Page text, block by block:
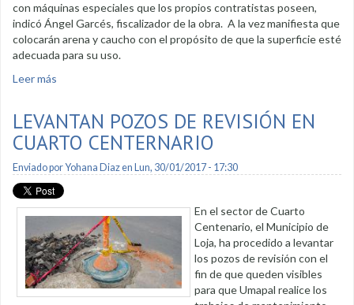
con máquinas especiales que los propios contratistas poseen,
indicó Ángel Garcés, fiscalizador de la obra. A la vez manifiesta que
colocarán arena y caucho con el propósito de que la superficie esté
adecuada para su uso.
Leer más
LEVANTAN POZOS DE REVISIÓN EN
CUARTO CENTERNARIO
Enviado porYohana Diazen Lun, 30/01/2017 - 17:30
En el sector de Cuarto
Centenario, el Municipio de
Loja, ha procedido a levantar
los pozos de revisión con el
fin de que queden visibles
para que Umapal realice los